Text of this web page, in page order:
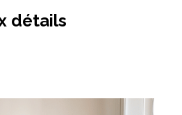
détails